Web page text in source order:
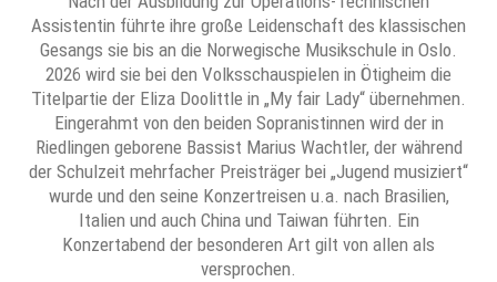
Assistentin führte ihre große Leidenschaft des klassischen
Gesangs sie bis an die Norwegische Musikschule in Oslo.
2026 wird sie bei den Volksschauspielen in Ötigheim die
Titelpartie der Eliza Doolittle in „My fair Lady“ übernehmen.
Eingerahmt von den beiden Sopranistinnen wird der in
Riedlingen geborene Bassist Marius Wachtler, der während
der Schulzeit mehrfacher Preisträger bei „Jugend musiziert“
wurde und den seine Konzertreisen u.a. nach Brasilien,
Italien und auch China und Taiwan führten. Ein
Konzertabend der besonderen Art gilt von allen als
versprochen.